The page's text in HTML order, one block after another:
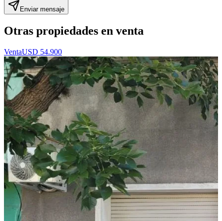
Enviar mensaje
Otras propiedades en venta
VentaUSD 54.900